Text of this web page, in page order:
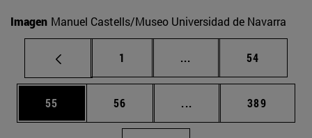
Imagen Manuel Castells/Museo Universidad de Navarra
Página
1 ... Páginas intermedias
Página
54
Página
55 Página
56 ... Páginas intermedias
Página
389